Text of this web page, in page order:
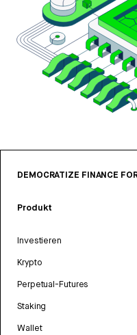
DEMOCRATIZE FINANCE
Produkt
Investieren
Krypto
Perpetual-Futures
Staking
Wallet